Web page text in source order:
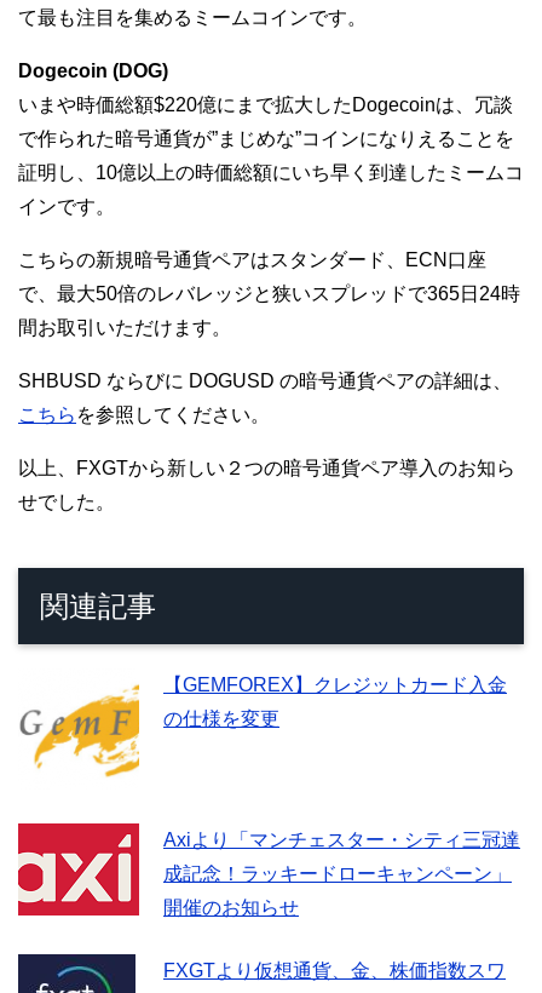
て最も注目を集めるミームコインです。
Dogecoin (DOG)
いまや時価総額$220億にまで拡大したDogecoinは、冗談
で作られた暗号通貨が”まじめな”コインになりえることを
証明し、10億以上の時価総額にいち早く到達したミームコ
インです。
こちらの新規暗号通貨ペアはスタンダード、ECN口座
で、最大50倍のレバレッジと狭いスプレッドで365日24時
間お取引いただけます。
SHBUSD ならびに DOGUSD の暗号通貨ペアの詳細は、
こちら を参照してください。
以上、FXGTから新しい２つの暗号通貨ペア導入のお知ら
せでした。
関連記事
【GEMFOREX】クレジットカード入金
の仕様を変更
Axiより「マンチェスター・シティ三冠達
成記念！ラッキードローキャンペーン」
開催のお知らせ
FXGTより仮想通貨、金、株価指数スワ